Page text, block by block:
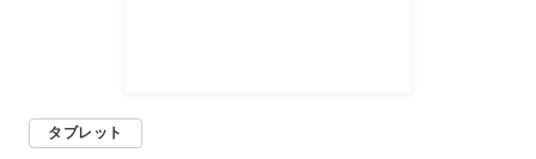
タブレット